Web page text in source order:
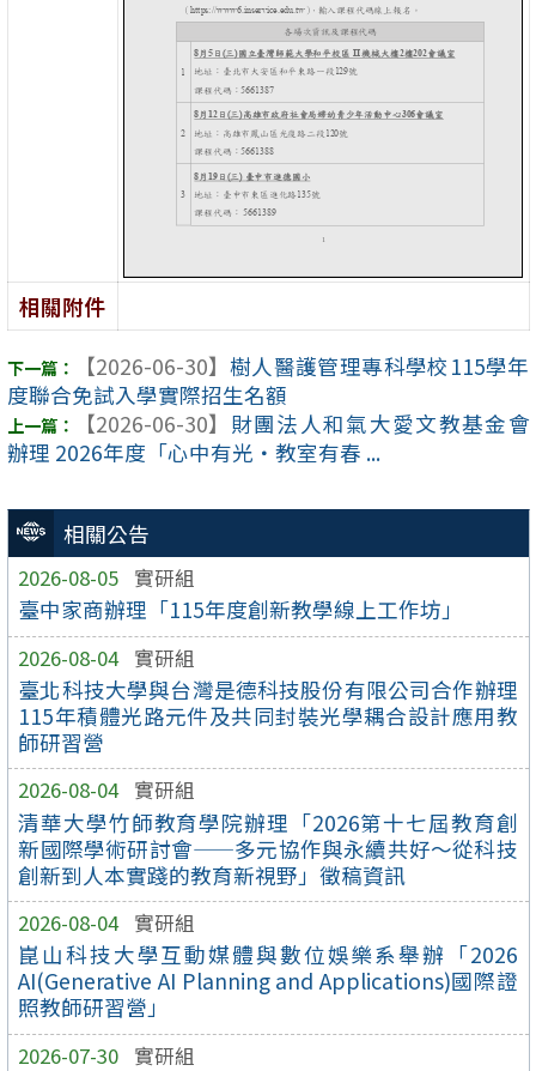
相關公告
2026-08-05 實研組
臺中家商辦理「115年度創新教學線上工作坊」
2026-08-04 實研組
臺北科技大學與台灣是德科技股份有限公司合作辦理
115年積體光路元件及共同封裝光學耦合設計應用教
師研習營
2026-08-04 實研組
清華大學竹師教育學院辦理「2026第十七屆教育創
新國際學術研討會——多元協作與永續共好～從科技
創新到人本實踐的教育新視野」徵稿資訊
2026-08-04 實研組
崑山科技大學互動媒體與數位娛樂系舉辦「2026
AI(Generative AI Planning and Applications)國際證
照教師研習營」
2026-07-30 實研組
相關附件
【2026-06-30】 樹人醫護管理專科學校115學年
度聯合免試入學實際招生名額
【2026-06-30】 財團法人和氣大愛文教基金會
辦理 2026年度「心中有光・教室有春 ...